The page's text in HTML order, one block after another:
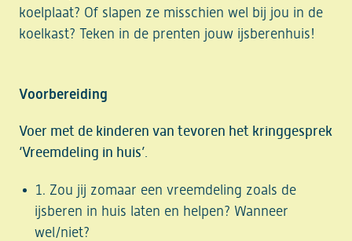
koelplaat? Of slapen ze misschien wel bij jou in de
koelkast? Teken in de prenten jouw ijsberenhuis!
Voorbereiding
Voer met de kinderen van tevoren het kringgesprek
‘Vreemdeling in huis’.
Zou jij zomaar een vreemdeling zoals de
ijsberen in huis laten en helpen? Wanneer
wel/niet?